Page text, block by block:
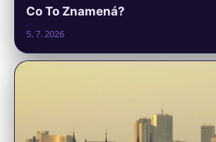
Co To Znamená?
5. 7. 2026